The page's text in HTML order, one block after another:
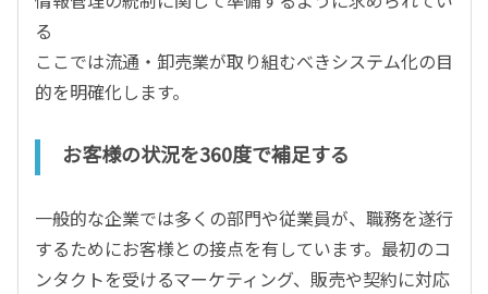
る
ここでは流通・卸売業が取り組むべきシステム化の目
的を明確化します。
お客様の状況を360度で補足する
一般的な企業では多くの部門や従業員が、職務を遂行
するためにお客様との接点を有しています。最初のコ
ンタクトを受けるマーケティング、販売や契約に対応